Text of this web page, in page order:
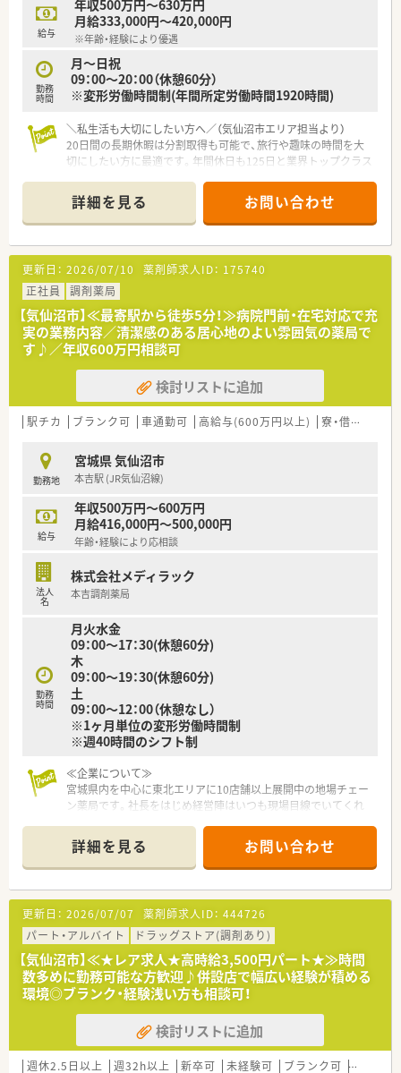
業務を行うことが出来ます。
≪こんな方におススメ≫
・患者様とのコミュニケーションを大切にできる方
・薬剤師としてスキルアップを目指す方
給与
年収500万円～630万円
月給333,000円～420,000円
※年齢・経験により優遇
勤務
時間
月～日祝
09：00～20：00（休憩60分）
※変形労働時間制(年間所定労働時間1920時間)
＼私生活も大切にしたい方へ／（気仙沼市エリア担当より）
20日間の長期休暇は分割取得も可能で、旅行や趣味の時間を大
切にしたい方に最適です。年間休日も125日と業界トップクラス
【店舗情報と応需状況について】
■南気仙沼駅から徒歩15分の場所に位置する大型の商業施設内
にある店舗で、お仕事帰りにお買い物も楽しめる便利な立地で
す。
■総合病院をはじめとする近隣の医療機関から様々な科目の処
方箋を面で応需しており、幅広い知識を習得できる環境です。
■1日の処方箋枚数は30枚から40枚程度と比較的落ち着いてお
り、一人ひとりの患者様と丁寧に向き合いながら業務に励めま
す。
【法人特徴について】
■日本を代表する大手総合小売企業が母体であり、非常に安定し
た経営基盤が魅力です。
■調剤だけでなくOTCも併設し、地域住民の健康をトータルでサ
■薬剤師の専門性を活かしつつ、店舗運営や商品開発など多様な
キャリアへ挑戦可能です。
【こんな方が活躍中】
■仕事のやりがいとプライベートの充実をどちらも諦めたくな
い、欲張りで前向きな姿勢を持った薬剤師が数多く活躍していま
す。
研修を通じて着実にスキルを身につけ第一線で貢献していま
す。
もおり、年齢を問わず長く活躍できる土壌がある職場です。
詳細を見る お問い合わせ
更新日： 2026/07/10 薬剤師求人ID： 175740
正社員
調剤薬局
【気仙沼市】≪最寄駅から徒歩5分！≫病院門前・在宅対応で充
実の業務内容／清潔感のある居心地のよい雰囲気の薬局で
す♪／年収600万円相談可
検討リストに追加
駅チカ ブランク可 車通勤可 高給与(600万円以上) 寮・借上社宅あり
勤務地
宮城県 気仙沼市
本吉駅 (JR気仙沼線)
給与
年収500万円～600万円
月給416,000円～500,000円
年齢・経験により応相談
法人
名
株式会社メディラック
本吉調剤薬局
勤務
時間
月火水金
09：00～17：30(休憩60分)
木
09：00～19：30(休憩60分)
土
09：00～12：00（休憩なし）
※1ヶ月単位の変形労働時間制
※週40時間のシフト制
≪企業について≫
宮城県内を中心に東北エリアに10店舗以上展開中の地場チェー
ン薬局です。社長をはじめ経営陣はいつも現場目線でいてくれ
業にも参入しており、会社としての安定感もございます。
≪教育制度充実！≫
社員教育についても力を入れており、新しい技術や共有すべき情
報について本社研修、セミナー、勉強会などキチンとした教育環
境の中で様々な取り組みを行っています。
若い優秀な人材を育成することは、会社の要であると考え、若い
薬剤師さん、事務さんが仕事をしながらステップアップ出来るよ
うな環境も整えています。
≪薬局について≫
病院門前で複数科目応需してます。
1日60枚ほどの処方箋を応需しており、後ろはあまり伸びないの
で残業がほとんど発生しません。
木曜日は19時まで営業しており、メリハリをつけて働けます。
詳細を見る お問い合わせ
更新日： 2026/07/07 薬剤師求人ID： 444726
パート・アルバイト
ドラッグストア(調剤あり)
【気仙沼市】≪★レア求人★高時給3,500円パート★≫時間
数多めに勤務可能な方歓迎♪併設店で幅広い経験が積める
環境◎ブランク・経験浅い方も相談可！
検討リストに追加
週休2.5日以上 週32h以上 新卒可 未経験可 ブランク可 Ｗワー